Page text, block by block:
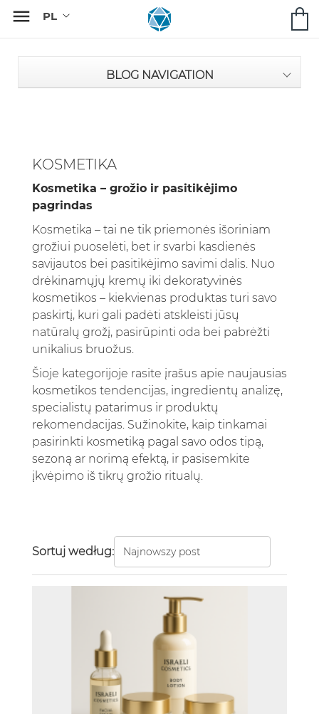

BLOG NAVIGATION
KOSMETIKA
Kosmetika – grožio ir pasitikėjimo
pagrindas
Kosmetika – tai ne tik priemonės išoriniam
grožiui puoselėti, bet ir svarbi kasdienės
savijautos bei pasitikėjimo savimi dalis. Nuo
drėkinamųjų kremų iki dekoratyvinės
kosmetikos – kiekvienas produktas turi savo
paskirtį, kuri gali padėti atskleisti jūsų
natūralų grožį, pasirūpinti oda bei pabrėžti
unikalius bruožus.
Šioje kategorijoje rasite įrašus apie naujausias
kosmetikos tendencijas, ingredientų analizę,
specialistų patarimus ir produktų
rekomendacijas. Sužinokite, kaip tinkamai
pasirinkti kosmetiką pagal savo odos tipą,
sezoną ar norimą efektą, ir pasisemkite
įkvėpimo iš tikrų grožio ritualų.
Sortuj według: